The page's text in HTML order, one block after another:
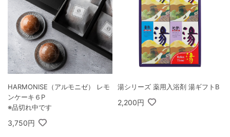
HARMONISE（アルモニゼ） レモ
ンケーキ６P
※品切れ中です
3,750円
湯シリーズ 薬用入浴剤 湯ギフトB
2,200円